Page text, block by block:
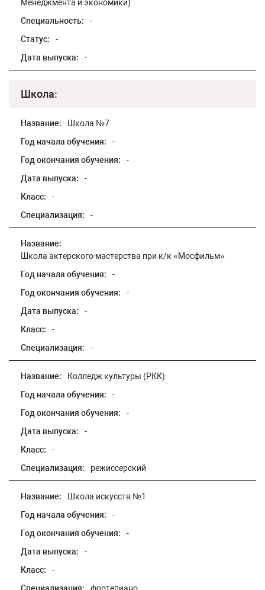
Менеджмента и экономики)
Специальность:
-
Статус:
-
Дата выпуска:
-
Школа:
Название:
Школа №7
Год начала обучения:
-
Год окончания обучения:
-
Дата выпуска:
-
Класс:
-
Специализация:
-
Название:
Школа актерского мастерства при к/к «Мосфильм»
Год начала обучения:
-
Год окончания обучения:
-
Дата выпуска:
-
Класс:
-
Специализация:
-
Название:
Колледж культуры (РКК)
Год начала обучения:
-
Год окончания обучения:
-
Дата выпуска:
-
Класс:
-
Специализация:
режиссерский
Название:
Школа искусств №1
Год начала обучения:
-
Год окончания обучения:
-
Дата выпуска:
-
Класс:
-